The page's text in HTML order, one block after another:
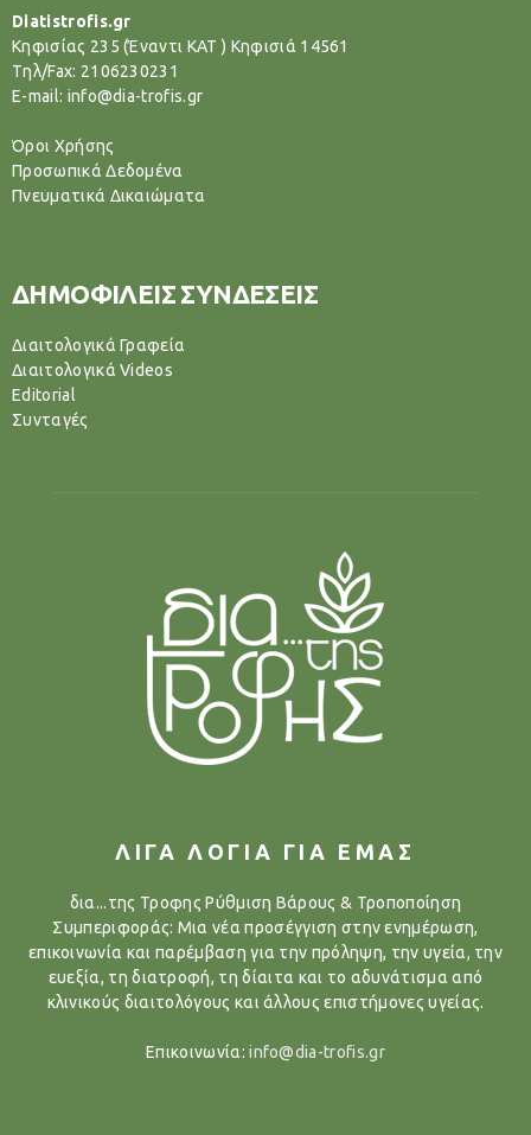
Diatistrofis.gr
Κηφισίας 235 (Έναντι ΚΑΤ ) Κηφισιά 14561
Tηλ/Fax: 2106230231
E-mail: info@dia-trofis.gr
Όροι Χρήσης
Προσωπικά Δεδομένα
Πνευματικά Δικαιώματα
ΔΗΜΟΦΙΛΕΙΣ ΣΥΝΔΕΣΕΙΣ
Διαιτολογικά Γραφεία
Διαιτολογικά Videos
Editorial
Συνταγές
ΛΙΓΑ ΛΟΓΙΑ ΓΙΑ ΕΜΑΣ
δια...της Τροφης Ρύθμιση Βάρους & Τροποποίηση
Συμπεριφοράς: Μια νέα προσέγγιση στην ενημέρωση,
επικοινωνία και παρέμβαση για την πρόληψη, την υγεία, την
ευεξία, τη διατροφή, τη δίαιτα και το αδυνάτισμα από
κλινικούς διαιτολόγους και άλλους επιστήμονες υγείας.
Επικοινωνία:info@dia-trofis.gr